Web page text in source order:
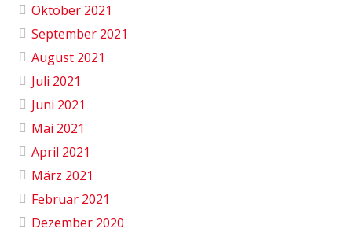
Oktober 2021
September 2021
August 2021
Juli 2021
Juni 2021
Mai 2021
April 2021
März 2021
Februar 2021
Dezember 2020